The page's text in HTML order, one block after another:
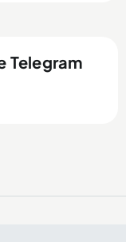
Telegram